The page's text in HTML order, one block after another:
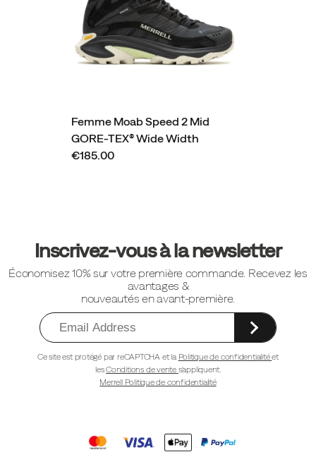
Femme Moab Speed 2 Mid
GORE-TEX® Wide Width
€185.00
pied
Inscrivez-vous à la newsletter
Économisez 10% sur votre première commande. Recevez les
avantages &
nouveautés en avant-première.
Ce site est protégé par reCAPTCHA et la Politique de confidentialitéet
lesConditions de vente s'appliquent.
Merrell Politique de confidentialité